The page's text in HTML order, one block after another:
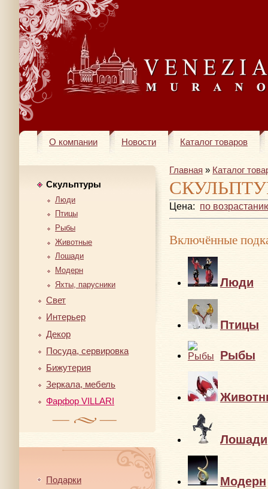
О компании Новости Каталог товаров
Скульптуры
Люди
Птицы
Рыбы
Животные
Лошади
Модерн
Яхты, парусники
Свет
Интерьер
Декор
Посуда, сервировка
Бижутерия
Зеркала, мебель
Фарфор VILLARI
Подарки
Главная » Каталог
Цена: по
Включённые
Люди
Птицы
Рыбы
Лошади
Модерн